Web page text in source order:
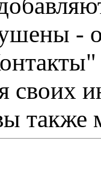
-
также